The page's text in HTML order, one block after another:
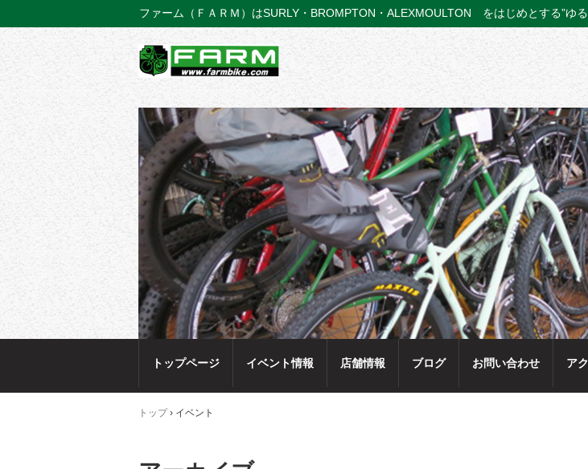
ファーム（ＦＡＲＭ）はSURLY・BROMPTON・ALEXMOULTON をはじめとする”ゆ
トップページ イベント情報 店舗情報 ブログ お問い合わせ ア
トップ › イベント